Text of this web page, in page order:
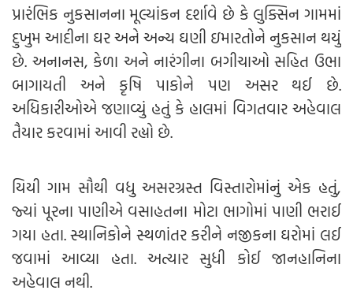
પ્રારંભિક નુકસાનના મૂલ્યાંકન દર્શાવે છે કે લુક્સિન ગામમાં
દુખુમ આદીના ઘર અને અન્ય ઘણી ઇમારતોને નુકસાન થયું
છે. અનાનસ, કેળા અને નારંગીના બગીચાઓ સહિત ઉભા
બાગાયતી અને કૃષિ પાકોને પણ અસર થઈ છે.
અધિકારીઓએ જણાવ્યું હતું કે હાલમાં વિગતવાર અહેવાલ
તૈયાર કરવામાં આવી રહ્યો છે.
યિયી ગામ સૌથી વધુ અસરગ્રસ્ત વિસ્તારોમાંનું એક હતું,
જ્યાં પૂરના પાણીએ વસાહતના મોટા ભાગોમાં પાણી ભરાઈ
ગયા હતા. સ્થાનિકોને સ્થળાંતર કરીને નજીકના ઘરોમાં લઈ
જવામાં આવ્યા હતા. અત્યાર સુધી કોઈ જાનહાનિના
અહેવાલ નથી.